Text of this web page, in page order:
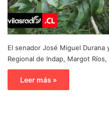
El senador José Miguel
Regional de Indap, Margot
Leer más »